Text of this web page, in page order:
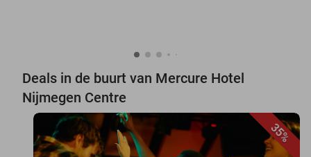
Deals in de buurt van Mercure Hotel
Nijmegen Centre
35%